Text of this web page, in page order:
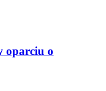
oparciu o